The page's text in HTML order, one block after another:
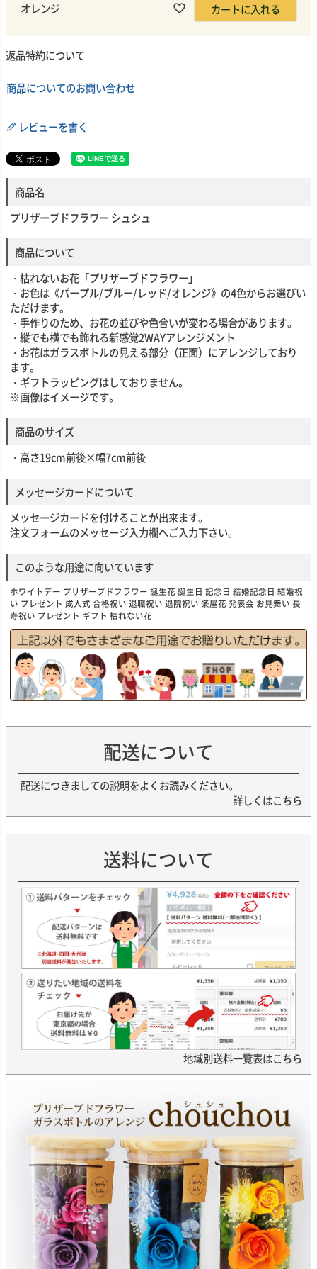
オレンジ カートに入れる
返品特約について
商品についてのお問い合わせ
レビューを書く
商品名
プリザーブドフラワー シュシュ
商品について
・枯れないお花「プリザーブドフラワー」
・お色は《パープル/ブルー/レッド/オレンジ》の4色からお選びい
ただけます。
・手作りのため、お花の並びや色合いが変わる場合があります。
・縦でも横でも飾れる新感覚2WAYアレンジメント
・お花はガラスボトルの見える部分（正面）にアレンジしており
ます。
・ギフトラッピングはしておりません。
※画像はイメージです。
商品のサイズ
・高さ19cm前後×幅7cm前後
メッセージカードについて
メッセージカードを付けることが出来ます。
注文フォームのメッセージ入力欄へご入力下さい。
このような用途に向いています
ホワイトデー プリザーブドフラワー 誕生花 誕生日 記念日 結婚記念日 結婚祝
い プレゼント 成人式 合格祝い 退職祝い 退院祝い 楽屋花 発表会 お見舞い 長
寿祝い プレゼント ギフト 枯れない花
配送について
配送につきましての説明をよくお読みください。
詳しくはこちら
送料について
地域別送料一覧表はこちら